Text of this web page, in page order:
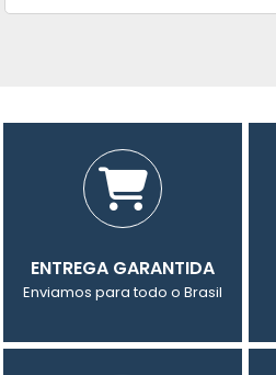
ENTREGA GARANTIDA
Enviamos para todo o Brasil